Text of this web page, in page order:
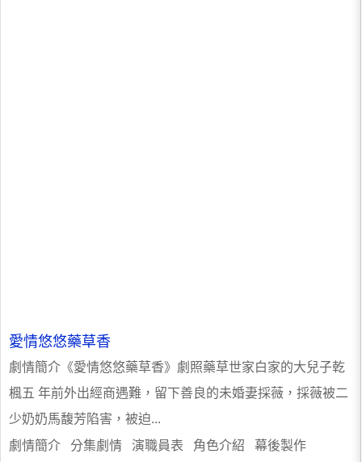
愛情悠悠藥草香
劇情簡介《愛情悠悠藥草香》劇照藥草世家白家的大兒子乾
楓五 年前外出經商遇難，留下善良的未婚妻採薇，採薇被二
少奶奶馬馥芳陷害，被迫...
劇情簡介 分集劇情 演職員表 角色介紹 幕後製作